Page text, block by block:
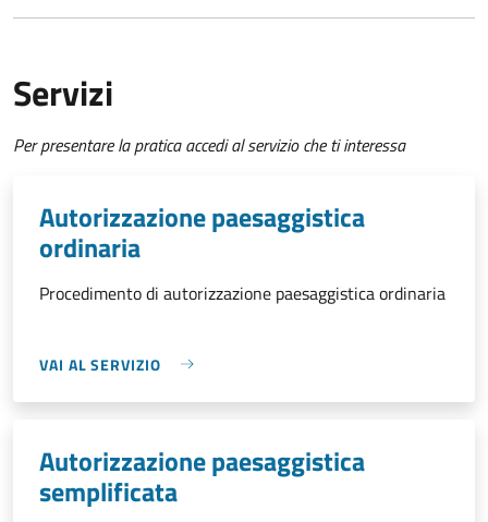
Servizi
Per presentare la pratica accedi al servizio che ti interessa
Autorizzazione paesaggistica
ordinaria
Procedimento di autorizzazione paesaggistica ordinaria
VAI AL SERVIZIO
Autorizzazione paesaggistica
semplificata